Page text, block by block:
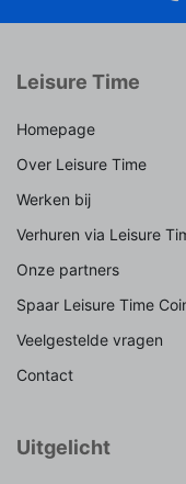
Leisure Time
Homepage
Over Leisure Time
Werken bij
Verhuren via Leisure
Onze partners
Spaar Leisure Time
Veelgestelde vragen
Contact
Uitgelicht